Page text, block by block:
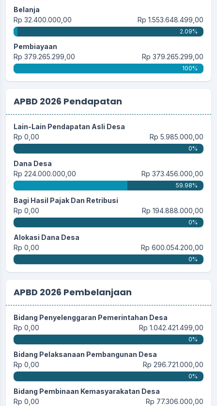
Belanja
Rp 32.400.000,00
Rp 1.553.648.499,00
2.09%
Pembiayaan
Rp 379.265.299,00
Rp 379.265.299,00
100%
APBD 2026 Pendapatan
Lain-Lain Pendapatan Asli Desa
Rp 0,00
Rp 5.985.000,00
0%
Dana Desa
Rp 224.000.000,00
Rp 373.456.000,00
59.98%
Bagi Hasil Pajak Dan Retribusi
Rp 0,00
Rp 194.888.000,00
0%
Alokasi Dana Desa
Rp 0,00
Rp 600.054.200,00
0%
APBD 2026 Pembelanjaan
Bidang Penyelenggaran Pemerintahan Desa
Rp 0,00
Rp 1.042.421.499,00
0%
Bidang Pelaksanaan Pembangunan Desa
Rp 0,00
Rp 296.721.000,00
0%
Bidang Pembinaan Kemasyarakatan Desa
Rp 0,00
Rp 77.306.000,00